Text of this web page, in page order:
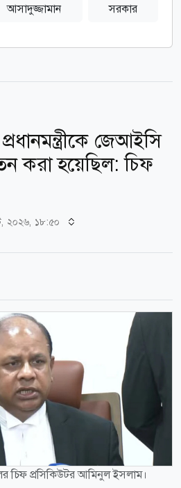
আসাদুজ্জামান
সরকার
জেআইসি
করা হয়েছিল: চিফ
২০২৬, ১৮:৫০
চিফ প্রসিকিউটর আমিনুল ইসলাম।